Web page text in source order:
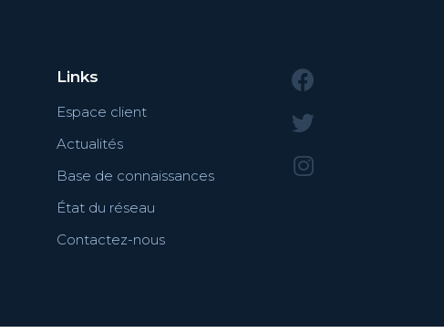
Links
Espace client
Actualités
Base de connaissances
État du réseau
Contactez-nous